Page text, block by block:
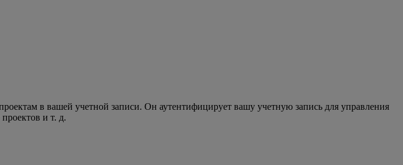
в вашей учетной записи. Он аутентифицирует вашу учетную запись для управления
и т. д.